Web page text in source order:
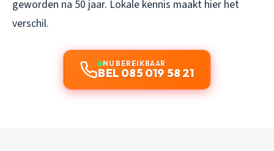
geworden na 50 jaar. Lokale kennis maakt hier het
verschil.
NU BEREIKBAAR
BEL 085 019 58 21